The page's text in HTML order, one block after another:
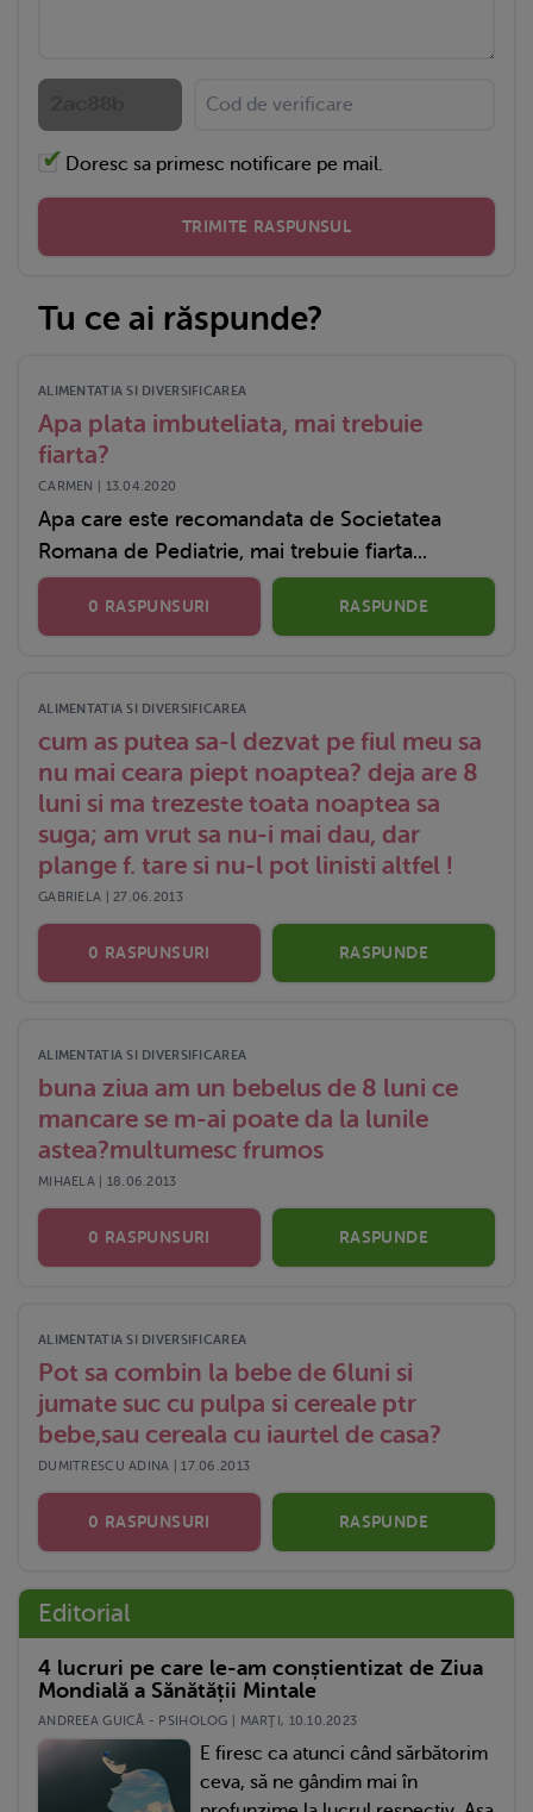
Doresc sa primesc notificare pe mail.
TRIMITE RASPUNSUL
Tu ce ai răspunde?
ALIMENTATIA SI DIVERSIFICAREA
Apa plata imbuteliata, mai trebuie
fiarta?
CARMEN | 13.04.2020
Apa care este recomandata de Societatea
Romana de Pediatrie, mai trebuie fiarta...
0 RASPUNSURI RASPUNDE
ALIMENTATIA SI DIVERSIFICAREA
cum as putea sa-l dezvat pe fiul meu sa
nu mai ceara piept noaptea? deja are 8
luni si ma trezeste toata noaptea sa
suga; am vrut sa nu-i mai dau, dar
plange f. tare si nu-l pot linisti altfel !
GABRIELA | 27.06.2013
0 RASPUNSURI RASPUNDE
ALIMENTATIA SI DIVERSIFICAREA
buna ziua am un bebelus de 8 luni ce
mancare se m-ai poate da la lunile
astea?multumesc frumos
MIHAELA | 18.06.2013
0 RASPUNSURI RASPUNDE
ALIMENTATIA SI DIVERSIFICAREA
Pot sa combin la bebe de 6luni si
jumate suc cu pulpa si cereale ptr
bebe,sau cereala cu iaurtel de casa?
DUMITRESCU ADINA | 17.06.2013
0 RASPUNSURI RASPUNDE
Editorial
4 lucruri pe care le-am conștientizat de Ziua
Mondială a Sănătății Mintale
ANDREEA GUICĂ - PSIHOLOG | MARŢI, 10.10.2023
E firesc ca atunci când sărbătorim
ceva, să ne gândim mai în